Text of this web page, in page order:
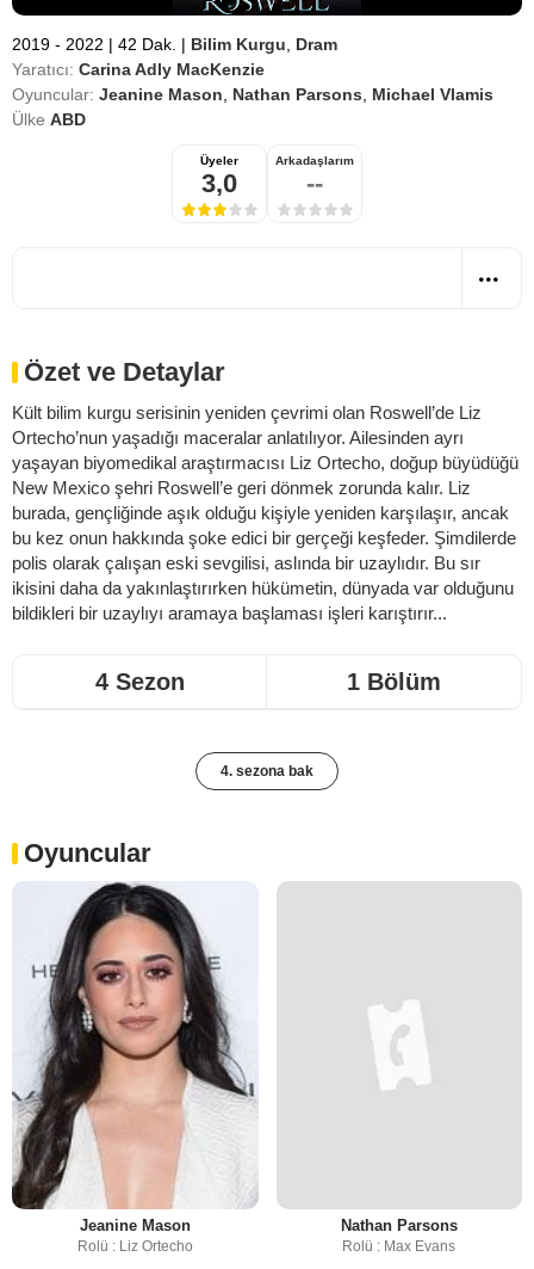
2019 - 2022 | 42 Dak. | Bilim Kurgu
Dram
Yaratıcı: Carina Adly MacKenzie
Oyuncular: Jeanine Mason Nathan Parsons
Michael Vlamis
Ülke ABD
Üyeler
3,0
Arkadaşlarım
--
Özet ve Detaylar
Kült bilim kurgu serisinin yeniden çevrimi olan Roswell’de Liz
Ortecho’nun yaşadığı maceralar anlatılıyor. Ailesinden ayrı
yaşayan biyomedikal araştırmacısı Liz Ortecho, doğup büyüdüğü
New Mexico şehri Roswell’e geri dönmek zorunda kalır. Liz
burada, gençliğinde aşık olduğu kişiyle yeniden karşılaşır, ancak
bu kez onun hakkında şoke edici bir gerçeği keşfeder. Şimdilerde
polis olarak çalışan eski sevgilisi, aslında bir uzaylıdır. Bu sır
ikisini daha da yakınlaştırırken hükümetin, dünyada var olduğunu
bildikleri bir uzaylıyı aramaya başlaması işleri karıştırır...
4 Sezon 1 Bölüm
4. sezona bak
Oyuncular
Jeanine Mason
Rolü : Liz Ortecho
Nathan Parsons
Rolü : Max Evans